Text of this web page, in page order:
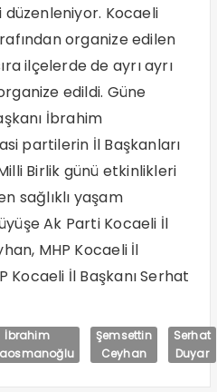
Kocaeli
organize edilen
ilçelerde de ayrı ayrı
edildi. Güne
İbrahim
partilerin İl Başkanları
Birlik günü etkinlikleri
sağlıklı yaşam
Ak Parti Kocaeli İl
MHP Kocaeli İl
Kocaeli İl Başkanı Serhat
İbrahim
Şemsettin
Ceyhan
Serhat
Duyar